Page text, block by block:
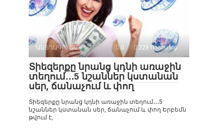
ԱՍՏՂԱԳՈՒՇԱԿ 0 228 Просмотр
Տիեզերքը նրանց կդնի առաջին
տեղում․․․5 նշաններ կստանան
սեր, ճանաչում և փող
Տիեզերքը նրանց կդնի առաջին տեղում․․․5
նշաններ կստանան սեր, ճանաչում և փող Երբեմն
թվում է,